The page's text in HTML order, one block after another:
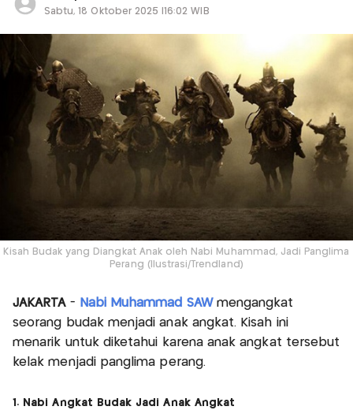
Sabtu, 18 Oktober 2025 |16:02 WIB
Kisah Budak yang Diangkat Anak oleh Nabi Muhammad, Jadi Panglima
Perang (Ilustrasi/Trendland)
JAKARTA- Nabi Muhammad SAW mengangkat
seorang budak menjadi anak angkat. Kisah ini
menarik untuk diketahui karena anak angkat tersebut
kelak menjadi panglima perang.
1. Nabi Angkat Budak Jadi Anak Angkat